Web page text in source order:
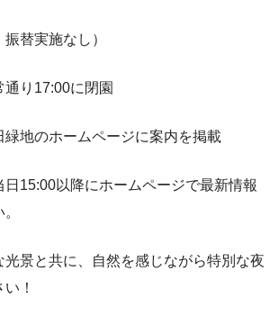
替実施なし）
り17:00に閉園
緑地のホームページに案内を掲載
15:00以降にホームページで最新情報
光景と共に、自然を感じながら特別な夜
！